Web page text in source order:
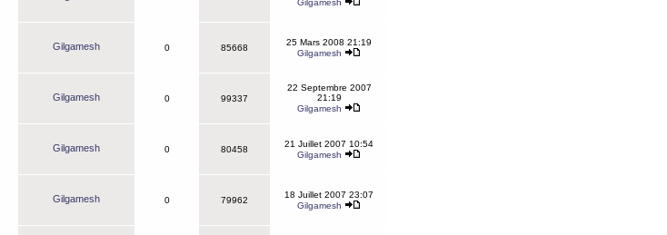
Gilgamesh
Gilgamesh 0 85668
25 Mars 2008 21:19
Gilgamesh
Gilgamesh 0 99337
22 Septembre 2007
21:19
Gilgamesh
Gilgamesh 0 80458
21 Juillet 2007 10:54
Gilgamesh
Gilgamesh 0 79962
18 Juillet 2007 23:07
Gilgamesh